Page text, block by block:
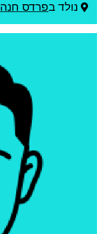
נולד בפרדס חנה